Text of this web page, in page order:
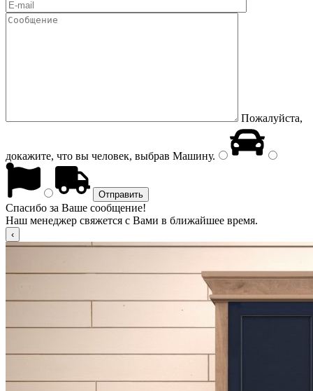
Пожалуйста,
докажите, что вы человек, выбрав Машину.
Спасибо за Ваше сообщение!
Наш менеджер свяжется с Вами в ближайшее время.